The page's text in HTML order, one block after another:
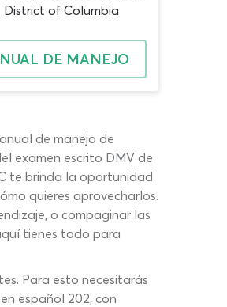
District of Columbia
DE MANEJO
de manejo de
examen escrito DMV de
te brinda la oportunidad
quieres aprovecharlos.
o compaginar las
tienes todo para
Para esto necesitarás
español 202, con